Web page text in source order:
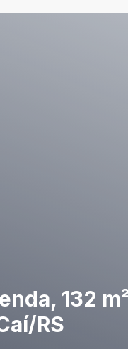
132
RS